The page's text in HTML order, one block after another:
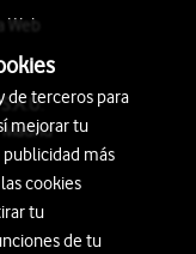
Web
de terceros para
mejorar tu
más
cookies
tu
de tu